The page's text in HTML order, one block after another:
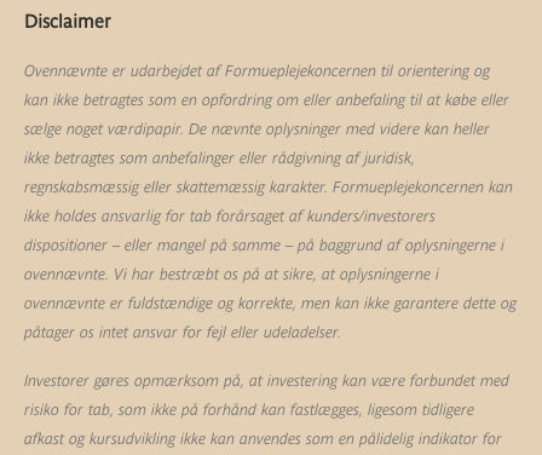
Disclaimer
Ovennævnte er udarbejdet af Formueplejekoncernen til orientering og
kan ikke betragtes som en opfordring om eller anbefaling til at købe eller
sælge noget værdipapir. De nævnte oplysninger med videre kan heller
ikke betragtes som anbefalinger eller rådgivning af juridisk,
regnskabsmæssig eller skattemæssig karakter. Formueplejekoncernen kan
ikke holdes ansvarlig for tab forårsaget af kunders/investorers
dispositioner – eller mangel på samme – på baggrund af oplysningerne i
ovennævnte. Vi har bestræbt os på at sikre, at oplysningerne i
ovennævnte er fuldstændige og korrekte, men kan ikke garantere dette og
påtager os intet ansvar for fejl eller udeladelser.
Investorer gøres opmærksom på, at investering kan være forbundet med
risiko for tab, som ikke på forhånd kan fastlægges, ligesom tidligere
afkast og kursudvikling ikke kan anvendes som en pålidelig indikator for